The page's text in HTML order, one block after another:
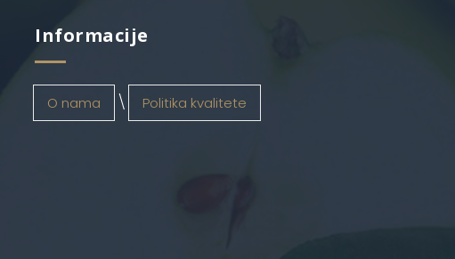
Informacije
O nama Politika kvalitete